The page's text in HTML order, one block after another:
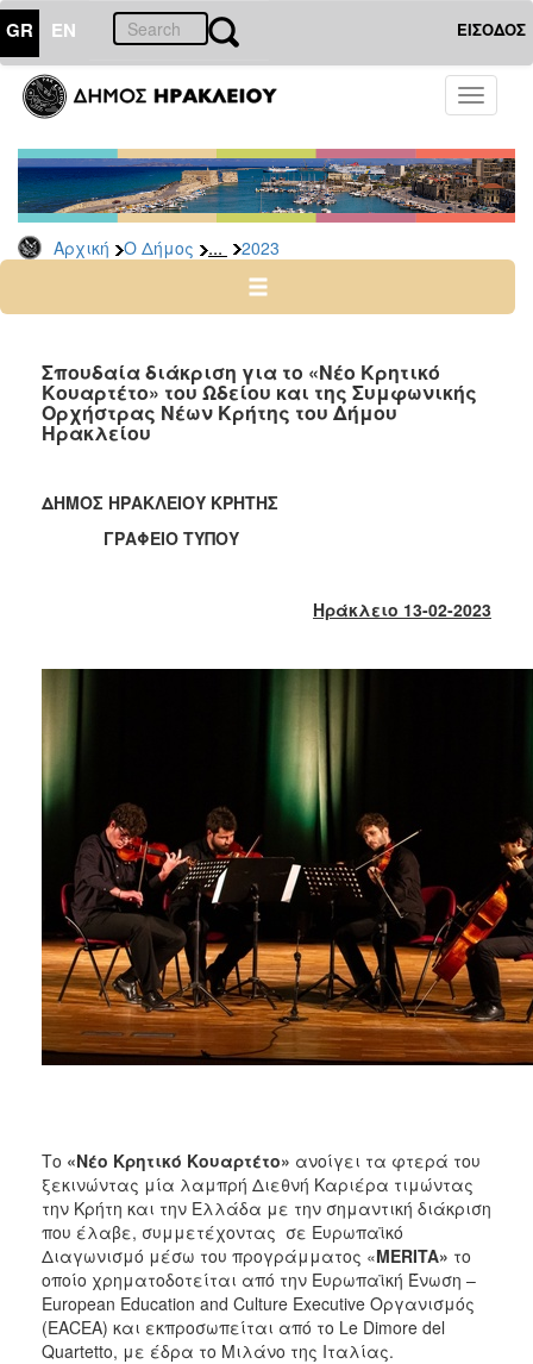
GR EN ΕΙΣΟΔΟΣ
Toggle
Αρχική Ο Δήμος ... 2023
ΔΗΜΟΣ
Δελτία
Τύπου
Αρχείο
2026
2024
2022
2021
2019
2018
2006
ΤΟΠΟΣ
ΠΟΛΙΤΙΣΜΟΣ
Σπουδαία διάκριση για το «Νέο Κρητικό
Κουαρτέτο» του Ωδείου και της Συμφωνικής
Ορχήστρας Νέων Κρήτης του Δήμου
Ηρακλείου
ΔΗΜΟΣ ΗΡΑΚΛΕΙΟΥ ΚΡΗΤΗΣ
ΓΡΑΦΕΙΟ ΤΥΠΟΥ
Ηράκλειο 13-02-2023
Το «Νέο Κρητικό Κουαρτέτο» ανοίγει τα φτερά του
ξεκινώντας μία λαμπρή Διεθνή Καριέρα τιμώντας
την Κρήτη και την Ελλάδα με την σημαντική διάκριση
που έλαβε, συμμετέχοντας σε Ευρωπαϊκό
Διαγωνισμό μέσω του προγράμματος «MERITA» το
οποίο χρηματοδοτείται από την Ευρωπαϊκή Ένωση –
European Education and Culture Executive Οργανισμός
(EACEA) και εκπροσωπείται από το Le Dimore del
Quartetto, με έδρα το Μιλάνο της Ιταλίας.